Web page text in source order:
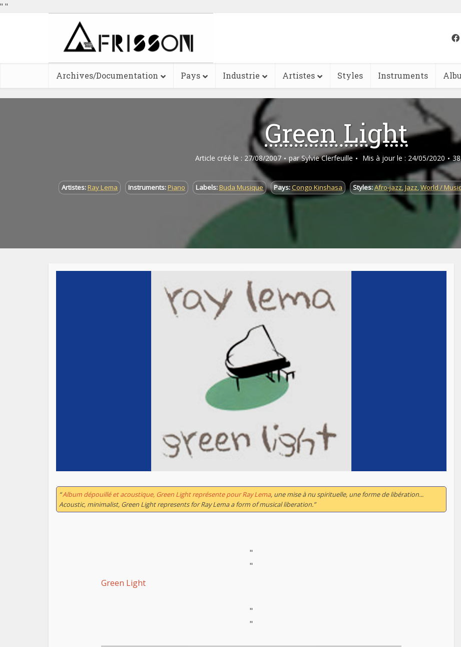
" "
Archives/Documentation Pays Industrie Artistes Styles Instruments
Green Light
Article créé le : 27/08/2007 par Sylvie Clerfeuille Mis à jour le : 24/05/2020
Artistes: Ray Lema Instruments: Piano Labels: Buda Musique Pays:Congo Kinshasa Styles:Afro-jazz,Jazz,World /
“Album dépouillé et acoustique, Green Lightreprésente pour Ray Lema, une mise à nu spirituelle, une forme de libération...
Acoustic, minimalist, Green Light represents for Ray Lema a form of musical liberation.”
"
"
Green Light
"
"